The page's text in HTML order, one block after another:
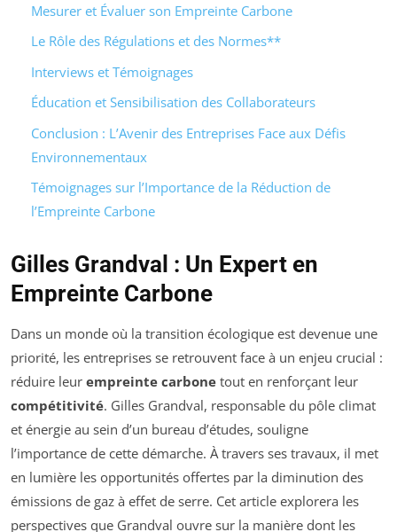
Mesurer et Évaluer son Empreinte Carbone
Le Rôle des Régulations et des Normes**
Interviews et Témoignages
Éducation et Sensibilisation des Collaborateurs
Conclusion : L’Avenir des Entreprises Face aux Défis
Environnementaux
Témoignages sur l’Importance de la Réduction de
l’Empreinte Carbone
Gilles Grandval : Un Expert en
Empreinte Carbone
Dans un monde où la transition écologique est devenue une
priorité, les entreprises se retrouvent face à un enjeu crucial :
réduire leur empreinte carbone tout en renforçant leur
compétitivité. Gilles Grandval, responsable du pôle climat
et énergie au sein d’un bureau d’études, souligne
l’importance de cette démarche. À travers ses travaux, il met
en lumière les opportunités offertes par la diminution des
émissions de gaz à effet de serre. Cet article explorera les
perspectives que Grandval ouvre sur la manière dont les